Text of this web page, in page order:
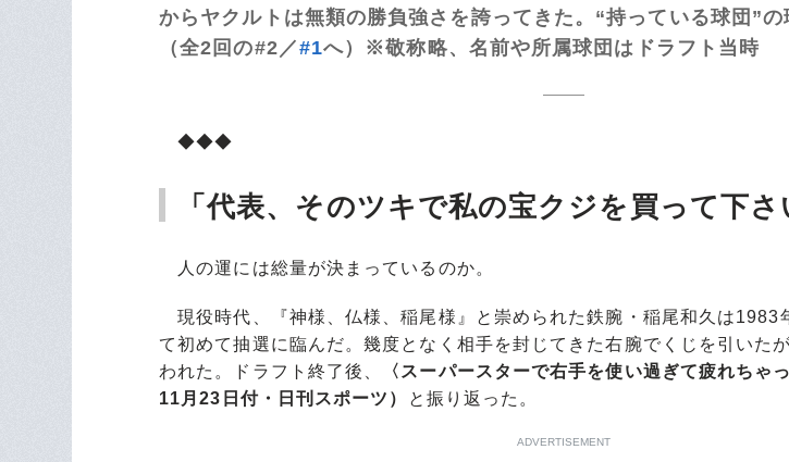
からヤクルトは無類の勝負強さを誇ってきた。“持っている球団”
（全2回の#2／#1へ）※敬称略、名前や所属球団はドラフト当時
◆◆◆
「代表、そのツキで私の宝クジを買って下さ
人の運には総量が決まっているのか。
現役時代、『神様、仏様、稲尾様』と崇められた鉄腕・稲尾和久は1983
て初めて抽選に臨んだ。幾度となく相手を封じてきた右腕でくじを引いた
われた。ドラフト終了後、
〈スーパースターで右手を使い過ぎて疲れちゃ
11月23日付・日刊スポーツ）
と振り返った。
ADVERTISEMENT